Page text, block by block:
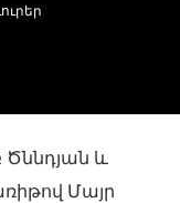
Ծննդյան և
Մայր